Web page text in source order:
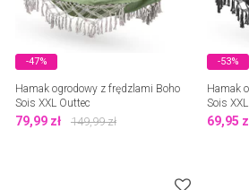
-47%
Hamak ogrodowy z frędzlami Boho
Sois XXL Outtec
79,99 zł 149,99zł
-53%
Hamak
Sois
69,95